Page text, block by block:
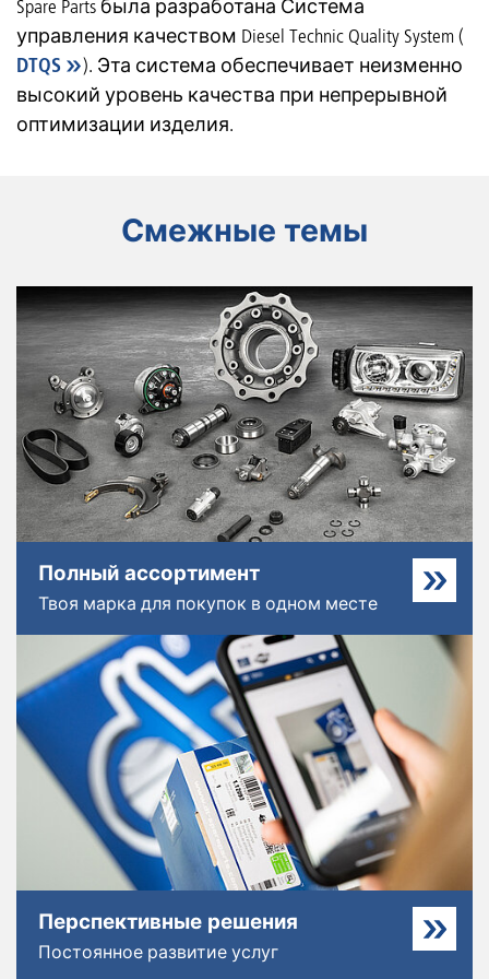
Spare Parts была разработана Система
управления качеством Diesel Technic Quality System (
DTQS
). Эта система обеспечивает неизменно
высокий уровень качества при непрерывной
оптимизации изделия.
Смежные темы
Полный ассортимент
Твоя марка для покупок в одном месте
Перспективные решения
Постоянное развитие услуг